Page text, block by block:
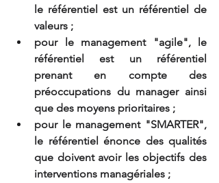
le référentiel est un référentiel de
valeurs ;
pour le management "agile", le
référentiel est un référentiel
prenant en compte des
préoccupations du manager ainsi
que des moyens prioritaires ;
pour le management "SMARTER",
le référentiel énonce des qualités
que doivent avoir les objectifs des
interventions managériales ;